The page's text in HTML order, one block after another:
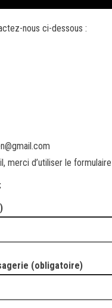
nous ci-dessous :
merci d’utiliser le
(obligatoire)